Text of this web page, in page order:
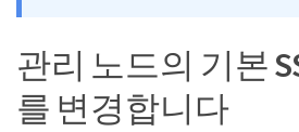
관리 노드의 기본
를 변경합니다